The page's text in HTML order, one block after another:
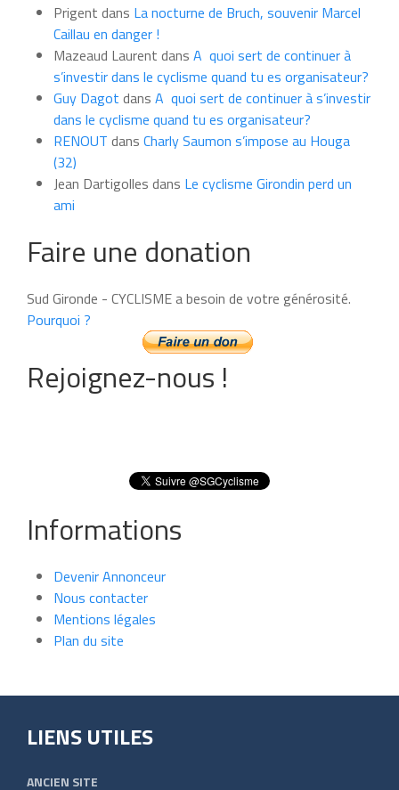
moisPrigent dans La nocturne de Bruch, souvenir Marcel
Caillau en danger !
Mazeaud Laurent dans A quoi sert de continuer à
s’investir dans le cyclisme quand tu es organisateur?
Guy Dagot dans A quoi sert de continuer à s’investir
dans le cyclisme quand tu es organisateur?
RENOUT dans Charly Saumon s’impose au Houga
(32)
Jean Dartigolles dans Le cyclisme Girondin perd un
ami
Faire une donation
Sud Gironde - CYCLISME a besoin de votre générosité.
Pourquoi ?
Rejoignez-nous !
Informations
Devenir Annonceur
Nous contacter
Mentions légales
Plan du site
LIENS UTILES
ANCIEN SITE